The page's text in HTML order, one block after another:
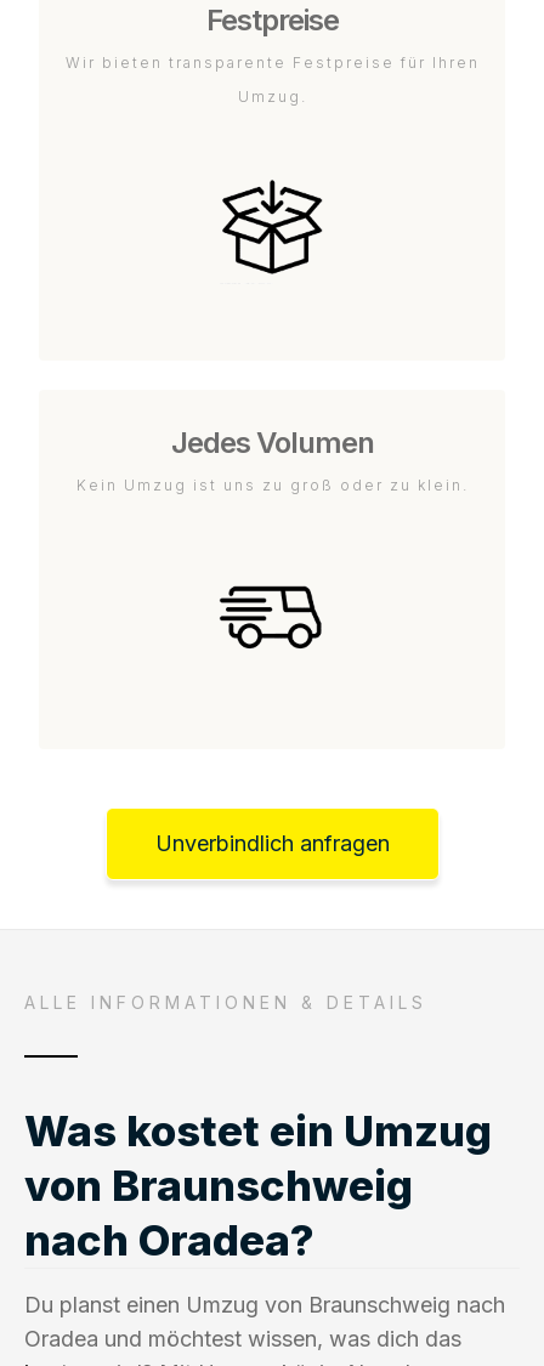
Festpreise
Wir bieten transparente Festpreise für Ihren
Umzug.
Jedes Volumen
Kein Umzug ist uns zu groß oder zu klein.
Unverbindlich anfragen
ALLE INFORMATIONEN & DETAILS
Was kostet ein Umzug
von Braunschweig
nach Oradea?
Du planst einen Umzug von Braunschweig nach
Oradea und möchtest wissen, was dich das